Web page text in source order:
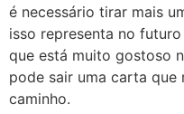
é necessário tirar mais
isso representa no
que está muito gostoso
pode sair uma carta que
caminho.